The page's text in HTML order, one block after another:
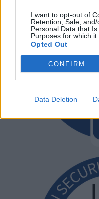
I want to opt-out of
Retention, Sale,
Personal Data that
Purposes for which it
Opted Out
CONFIRM
Data Deletion